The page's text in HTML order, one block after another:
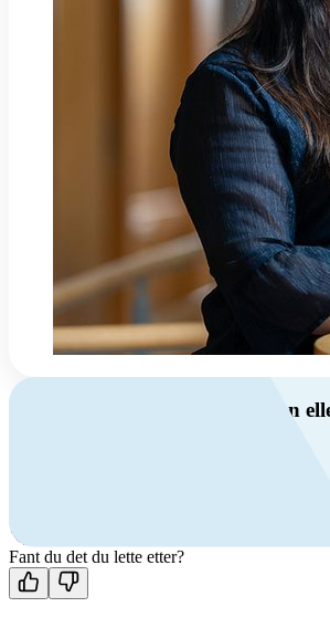
Har du spørsmål om ventilasjon
Kontakt oss
Fant du det du lette etter?